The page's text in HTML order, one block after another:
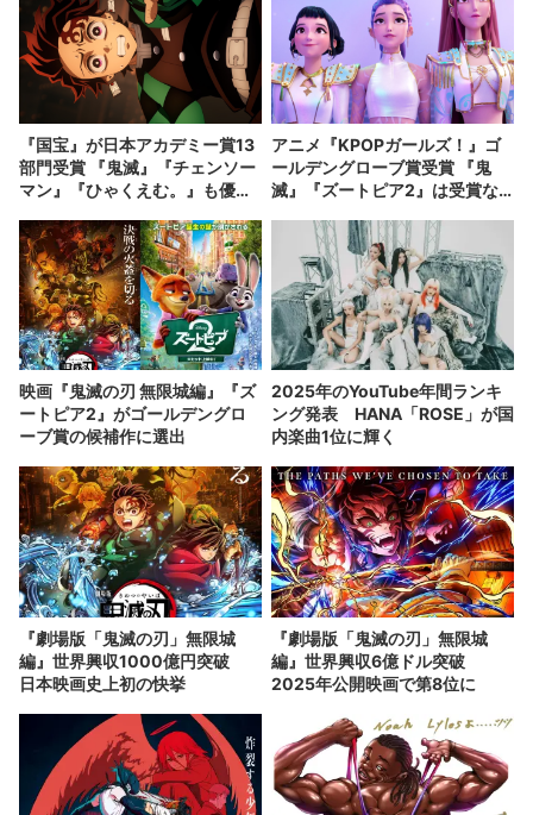
『国宝』が日本アカデミー賞13
部門受賞 『鬼滅』『チェンソー
マン』『ひゃくえむ。』も優秀
アニメ『KPOPガールズ！』ゴ
ールデングローブ賞受賞 『鬼
滅』『ズートピア2』は受賞な
映画『鬼滅の刃 無限城編』『ズ
ートピア2』がゴールデングロ
ーブ賞の候補作に選出
2025年のYouTube年間ランキ
ング発表 HANA「ROSE」が国
内楽曲1位に輝く
『劇場版「鬼滅の刃」無限城
編』世界興収1000億円突破
日本映画史上初の快挙
『劇場版「鬼滅の刃」無限城
編』世界興収6億ドル突破
2025年公開映画で第8位に